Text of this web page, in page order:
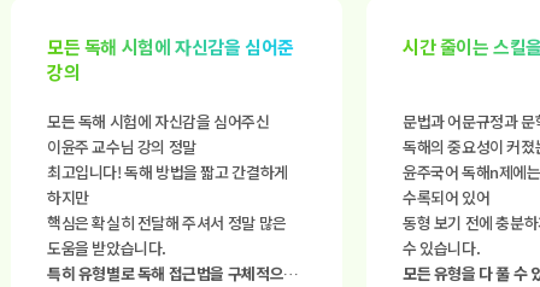
모든 독해 시험에 자신감을 심어준
강의
모든 독해 시험에 자신감을 심어주신
이윤주 교수님 강의 정말
최고입니다! 독해 방법을 짧고 간결하게
하지만
핵심은 확실히 전달해 주셔서 정말 많은
도움을 받았습니다.
특히 유형별로 독해 접근법을 구체적으로
시간 줄이는 스킬
문법과 어문규정과
독해의 중요성이 커
윤주국어 독해n제에
수록되어 있어
동형 보기 전에 충분
수 있습니다.
모든 유형을 다 풀 수